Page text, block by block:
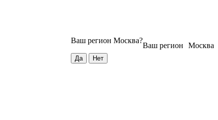
Москва
Ваш регион
Ваш регион Москва?